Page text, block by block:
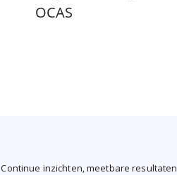
OCAS
Continue inzichten, meetbare resultaten